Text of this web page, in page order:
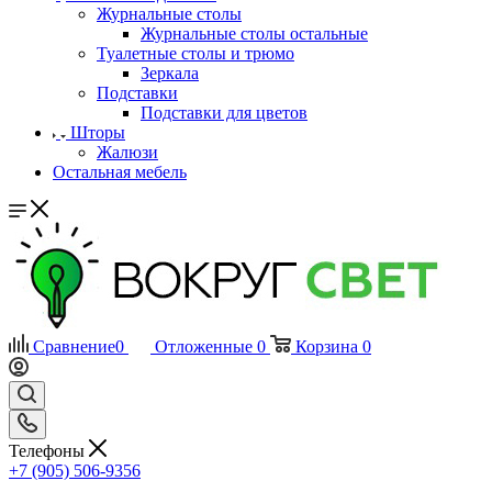
Журнальные столы
Журнальные столы остальные
Туалетные столы и трюмо
Зеркала
Подставки
Подставки для цветов
Шторы
Жалюзи
Остальная мебель
Сравнение0 Отложенные 0 Корзина 0
Телефоны
+7 (905) 506-9356